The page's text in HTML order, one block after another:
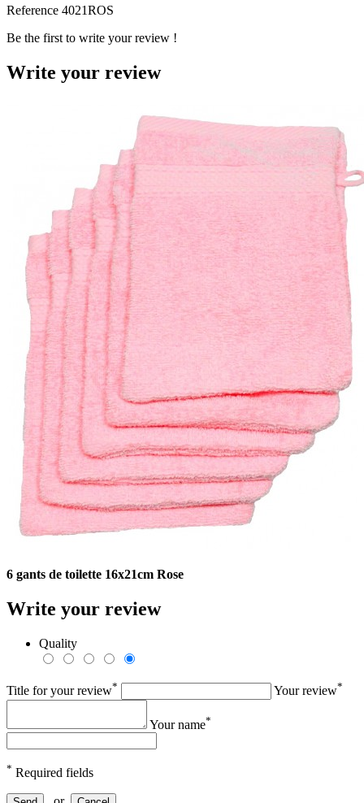
Reference 4021ROS
Be the first to write your review !
Write your review
6 gants de toilette 16x21cm Rose
Write your review
Quality
Title for your review* Your review*
Your name*
* Required fields